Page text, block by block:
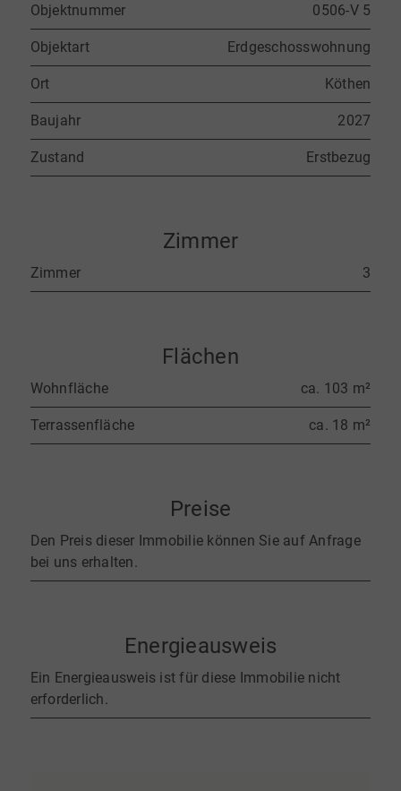
Objektnummer 0506-V 5
Objektart Erdgeschosswohnung
Ort Köthen
Baujahr 2027
Zustand Erstbezug
Zimmer
Zimmer 3
Flächen
Wohnfläche ca. 103 m²
Terrassenfläche ca. 18 m²
Preise
Den Preis dieser Immobilie können Sie auf Anfrage
bei uns erhalten.
Energieausweis
Ein Energieausweis ist für diese Immobilie nicht
erforderlich.